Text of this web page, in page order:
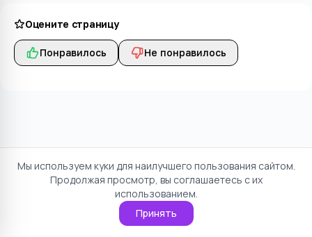
Оцените страницу
Понравилось Не понравилось
Мы используем куки для наилучшего пользования сайтом.
Продолжая просмотр, вы соглашаетесь с их
использованием.
Принять